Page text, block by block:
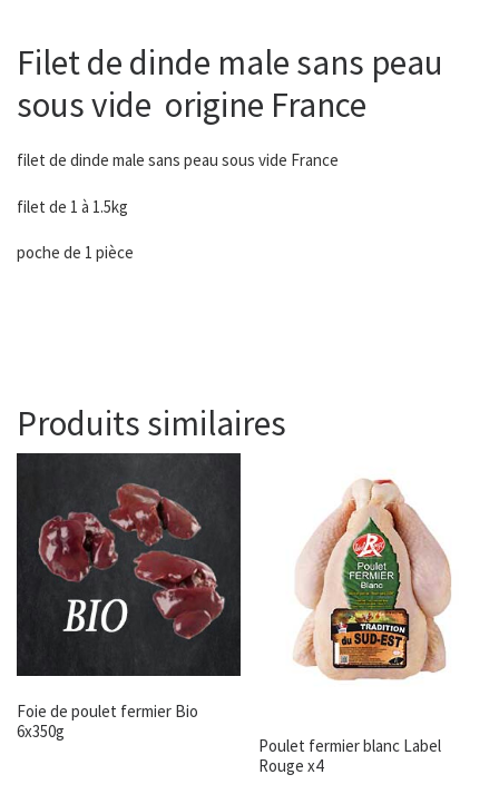
Filet de dinde male sans peau
sous vide origine France
filet de dinde male sans peau sous vide France
filet de 1 à 1.5kg
poche de 1 pièce
Produits similaires
Foie de poulet fermier Bio
6x350g
Poulet fermier blanc Label
Rouge x4